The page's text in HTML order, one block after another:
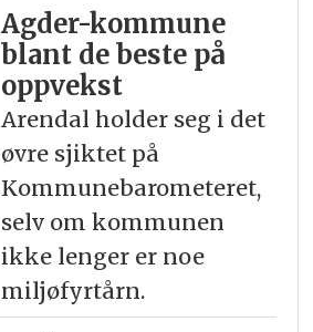
Agder-kommune
blant de beste på
oppvekst
Arendal holder seg i det
øvre sjiktet på
Kommunebarometeret,
selv om kommunen
ikke lenger er noe
miljøfyrtårn.